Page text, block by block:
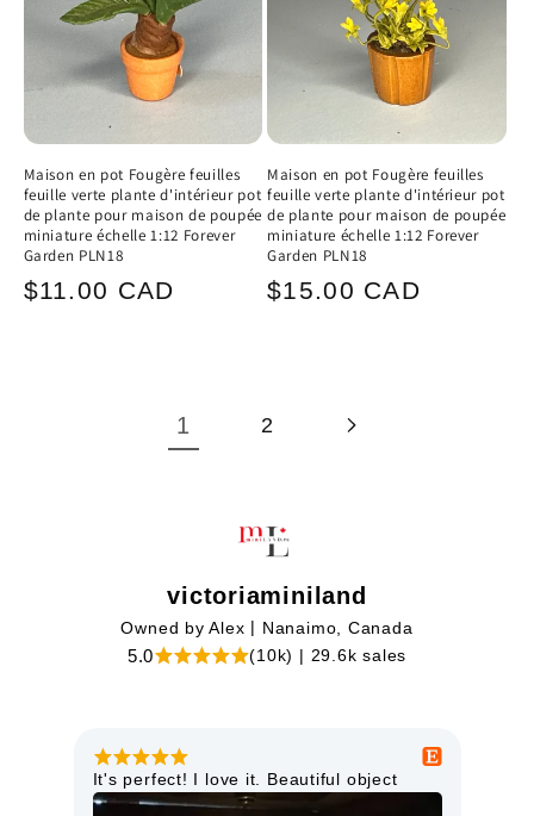
Maison en pot Fougère feuilles
feuille verte plante d'intérieur pot
de plante pour maison de poupée
miniature échelle 1:12 Forever
Garden PLN18
Prix
$11.00 CAD
Maison en pot Fougère feuilles
feuille verte plante d'intérieur pot
de plante pour maison de poupée
miniature échelle 1:12 Forever
Garden PLN18
Prix
$15.00 CAD
1 2
victoriaminiland
Owned by Alex | Nanaimo, Canada
5.0 (10k) | 29.6k sales
This miniature light is just lovely. It is
high quality and will look perfect in my